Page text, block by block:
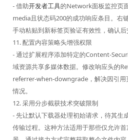
- 借助开发者工具的Network面板监控页
media且状态码200的成功响应条目。右
手动粘贴到新标签页验证有效性，确认后
11. 配置内容策略头增强权限
- 通过扩展程序添加特定的Content-
域资源共享多媒体数据。修改响应头的
referrer-when-downgrade，解决因引用
情况。
12. 采用分步截获技术突破限制
- 先让默认下载器处理初始请求，待其生
传输过程。这种方法适用于那些仅允许